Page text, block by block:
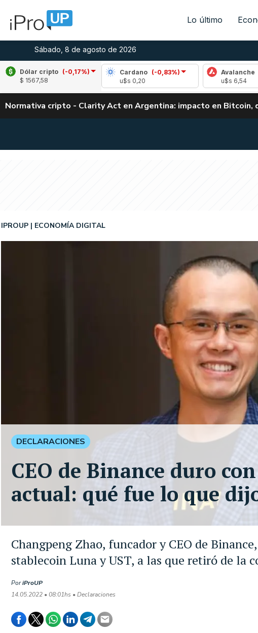
Lo último
Sábado, 8 de agosto de 2026
Dólar cripto (-0,17%)
$ 1567,58
(-0,06%)
Cardano (-0,83%)
Avalanche (1,41%)
Normativa cripto - Clarity Act en Argentina: impacto en Bitcoin,
Changpeng Zhao, funcador y CEO de
stablecoin Luna y UST, a las que retiró de la
IPROUP ECONOMÍA DIGITAL
PoriProUP
14.05.2022 • 08:01hs • Declaraciones
DECLARACIONES
CEO de Binance duro
actual: qué fue lo que